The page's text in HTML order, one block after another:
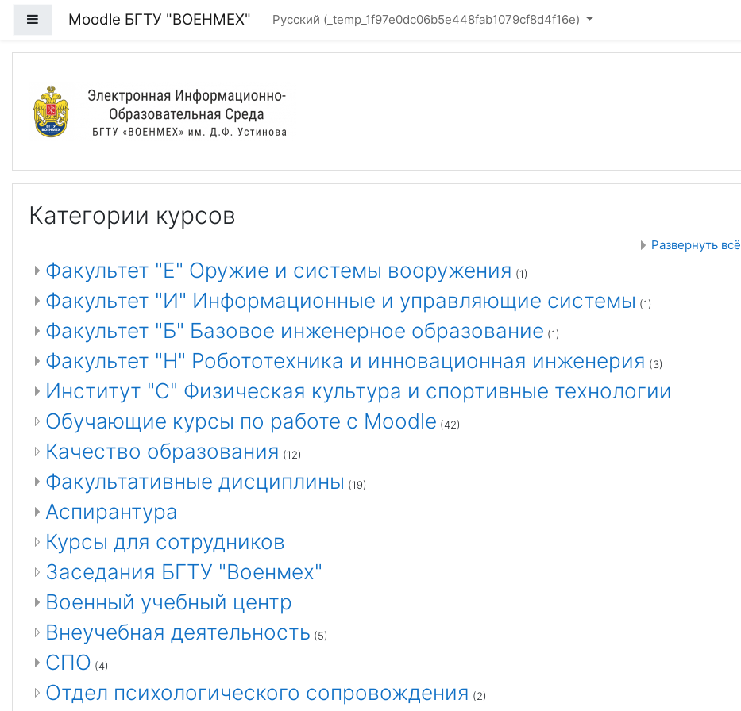
Боковая панель
Moodle БГТУ "ВОЕНМЕХ" Русский ‎(_temp_1f97e0dc06b5e448fab1079cf8d4f16e)‎
БГТУ "ВОЕНМЕХ" им. Д.Ф. Устинова // Moodle
Категории курсов
Развернуть всё
Факультет "Е" Оружие и системы вооружения (1)
Факультет "И" Информационные и управляющие системы (1)
Факультет "Б" Базовое инженерное образование (1)
Факультет "Н" Робототехника и инновационная инженерия (3)
Институт "С" Физическая культура и спортивные технологии
Обучающие курсы по работе с Moodle (42)
Качество образования (12)
Факультативные дисциплины (19)
Аспирантура
Курсы для сотрудников
Заседания БГТУ "Военмех"
Военный учебный центр
Внеучебная деятельность (5)
СПО (4)
Отдел психологического сопровождения (2)